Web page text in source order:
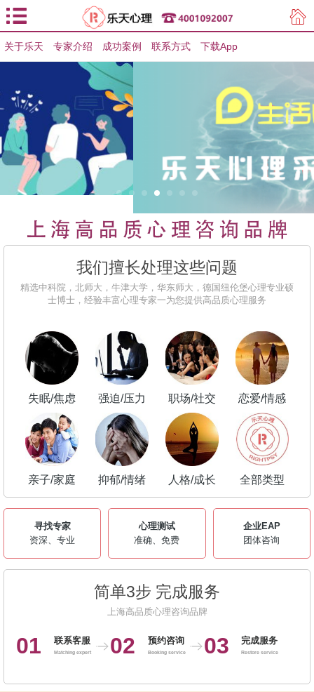
用户登录 用户注册
关于乐天 专家介绍 成功案例 联系方式 下载App
我们擅长处理这些问题
精选中科院，北师大，牛津大学，华东师大，德国纽伦堡心理专业硕
士博士，经验丰富心理专家一为您提供高品质心理服务
失眠/焦虑 强迫/压力 职场/社交 恋爱/情感
亲子/家庭 抑郁/情绪 人格/成长 全部类型
寻找专家
资深、专业
心理测试
准确、免费
企业EAP
团体咨询
简单3步 完成服务
上海高品质心理咨询品牌
01 联系客服
Matching expert 02 预约咨询
Booking service 03 完成服务
Restore service